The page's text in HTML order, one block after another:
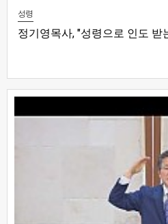
성령
정기영목사, "성령으로 인도